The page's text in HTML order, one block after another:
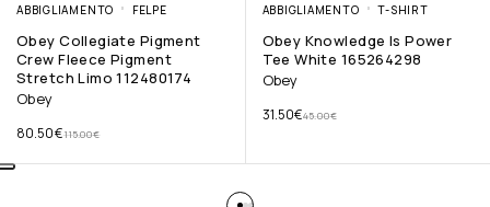
ABBIGLIAMENTO FELPE
Obey Collegiate Pigment
Crew Fleece Pigment
Stretch Limo 112480174
Obey
115.00€
80.50€
ABBIGLIAMENTO T-SHIRT
Obey Knowledge Is Power
Tee White 165264298
Obey
45.00€
31.50€